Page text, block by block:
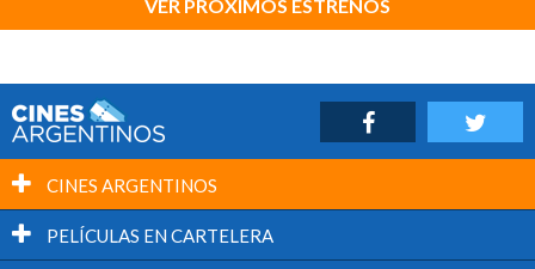
VER PRÓXIMOS ESTRENOS
CINES ARGENTINOS
PELÍCULAS EN CARTELERA